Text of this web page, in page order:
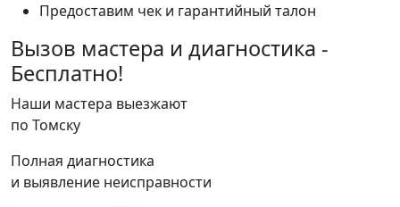
Предоставим чек и гарантийный талон
Вызов мастера и диагностика -
Бесплатно!
Наши мастера выезжают
по Томску
Полная диагностика
и выявление неисправности